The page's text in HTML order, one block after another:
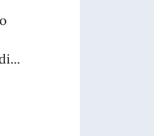
D'ARTI E MESTIERI DELLO